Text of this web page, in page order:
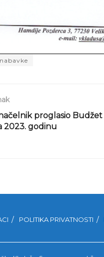
proglasio Budžet
2023. godinu
POLITIKA PRIVATNOSTI